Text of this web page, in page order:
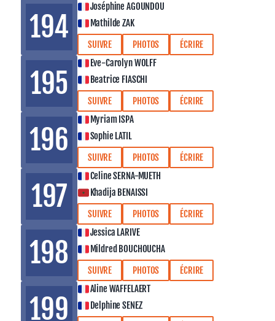
194
Joséphine AGOUNDOU
Mathilde ZAK
SUIVRE
PHOTOS ÉCRIRE
195
Eve-Carolyn WOLFF
Beatrice FIASCHI
SUIVRE
PHOTOS ÉCRIRE
196
Myriam ISPA
Sophie LATIL
SUIVRE
PHOTOS ÉCRIRE
197
Celine SERNA-MUETH
Khadija BENAISSI
SUIVRE
PHOTOS ÉCRIRE
198
Jessica LARIVE
Mildred BOUCHOUCHA
SUIVRE
PHOTOS ÉCRIRE
199
Aline WAFFELAERT
Delphine SENEZ